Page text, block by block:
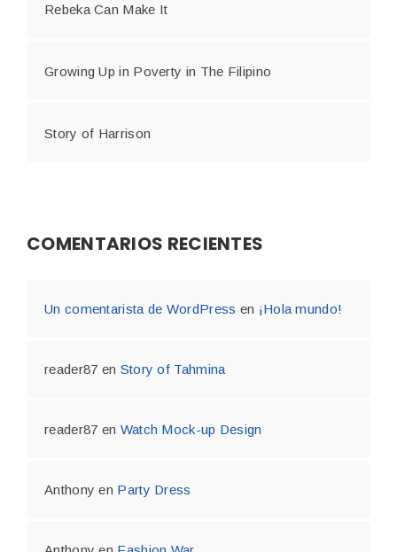
Rebeka Can Make It
Growing Up in Poverty in The Filipino
Story of Harrison
COMENTARIOS RECIENTES
Un comentarista de WordPress en ¡Hola mundo!
reader87 en Story of Tahmina
reader87 en Watch Mock-up Design
Anthony en Party Dress